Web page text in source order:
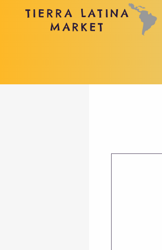
TIERRA LATINA
MARKET